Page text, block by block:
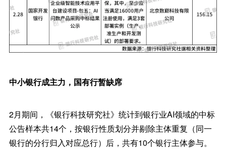
中小银行成主力，国有行暂缺席
2月期间，《银行科技研究社》统计到银行业AI领域的中标
公告样本共14个，按银行性质划分并剔除主体重复（同一
银行的分行归入对应总行）后，共有10个银行主体参与。